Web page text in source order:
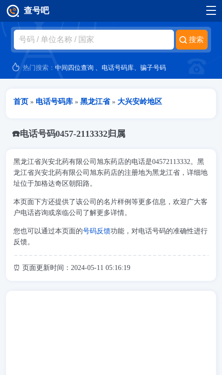
跳转到主要内容
查号吧
热门搜索：中间四位查询 、 电话号码库、骗子号码
当前位置
首页 » 电话号码库 » 黑龙江省 » 大兴安岭地区
☎️电话号码0457-2113332归属
黑龙江省兴安北药有限公司旭东药店的电话是04572113332。黑
龙江省兴安北药有限公司旭东药店的注册地为黑龙江省，详细地
址位于加格达奇区朝阳路。
本页面下方还提供了该公司的名片样例等更多信息，欢迎广大客
户电话咨询或亲临公司了解更多详情。
您也可以通过本页面的号码反馈功能，对电话号码的准确性进行
反馈。
⏰ 页面更新时间：2024-05-11 05:16:19